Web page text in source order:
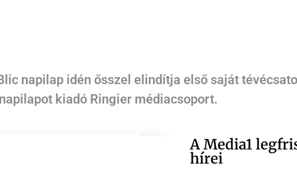
napilap idén ősszel elindítja első saját
kiadó Ringier médiacsoport.
A Media1
hírei